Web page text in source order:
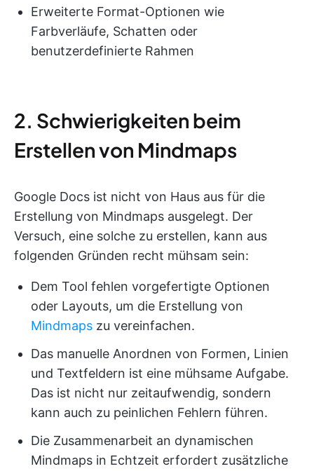
Erweiterte Format-Optionen wie
Farbverläufe, Schatten oder
benutzerdefinierte Rahmen
2. Schwierigkeiten beim
Erstellen von Mindmaps
Google Docs ist nicht von Haus aus für die
Erstellung von Mindmaps ausgelegt. Der
Versuch, eine solche zu erstellen, kann aus
folgenden Gründen recht mühsam sein:
Dem Tool fehlen vorgefertigte Optionen
oder Layouts, um die Erstellung von
Mindmaps zu vereinfachen.
Das manuelle Anordnen von Formen, Linien
und Textfeldern ist eine mühsame Aufgabe.
Das ist nicht nur zeitaufwendig, sondern
kann auch zu peinlichen Fehlern führen.
Die Zusammenarbeit an dynamischen
Mindmaps in Echtzeit erfordert zusätzliche